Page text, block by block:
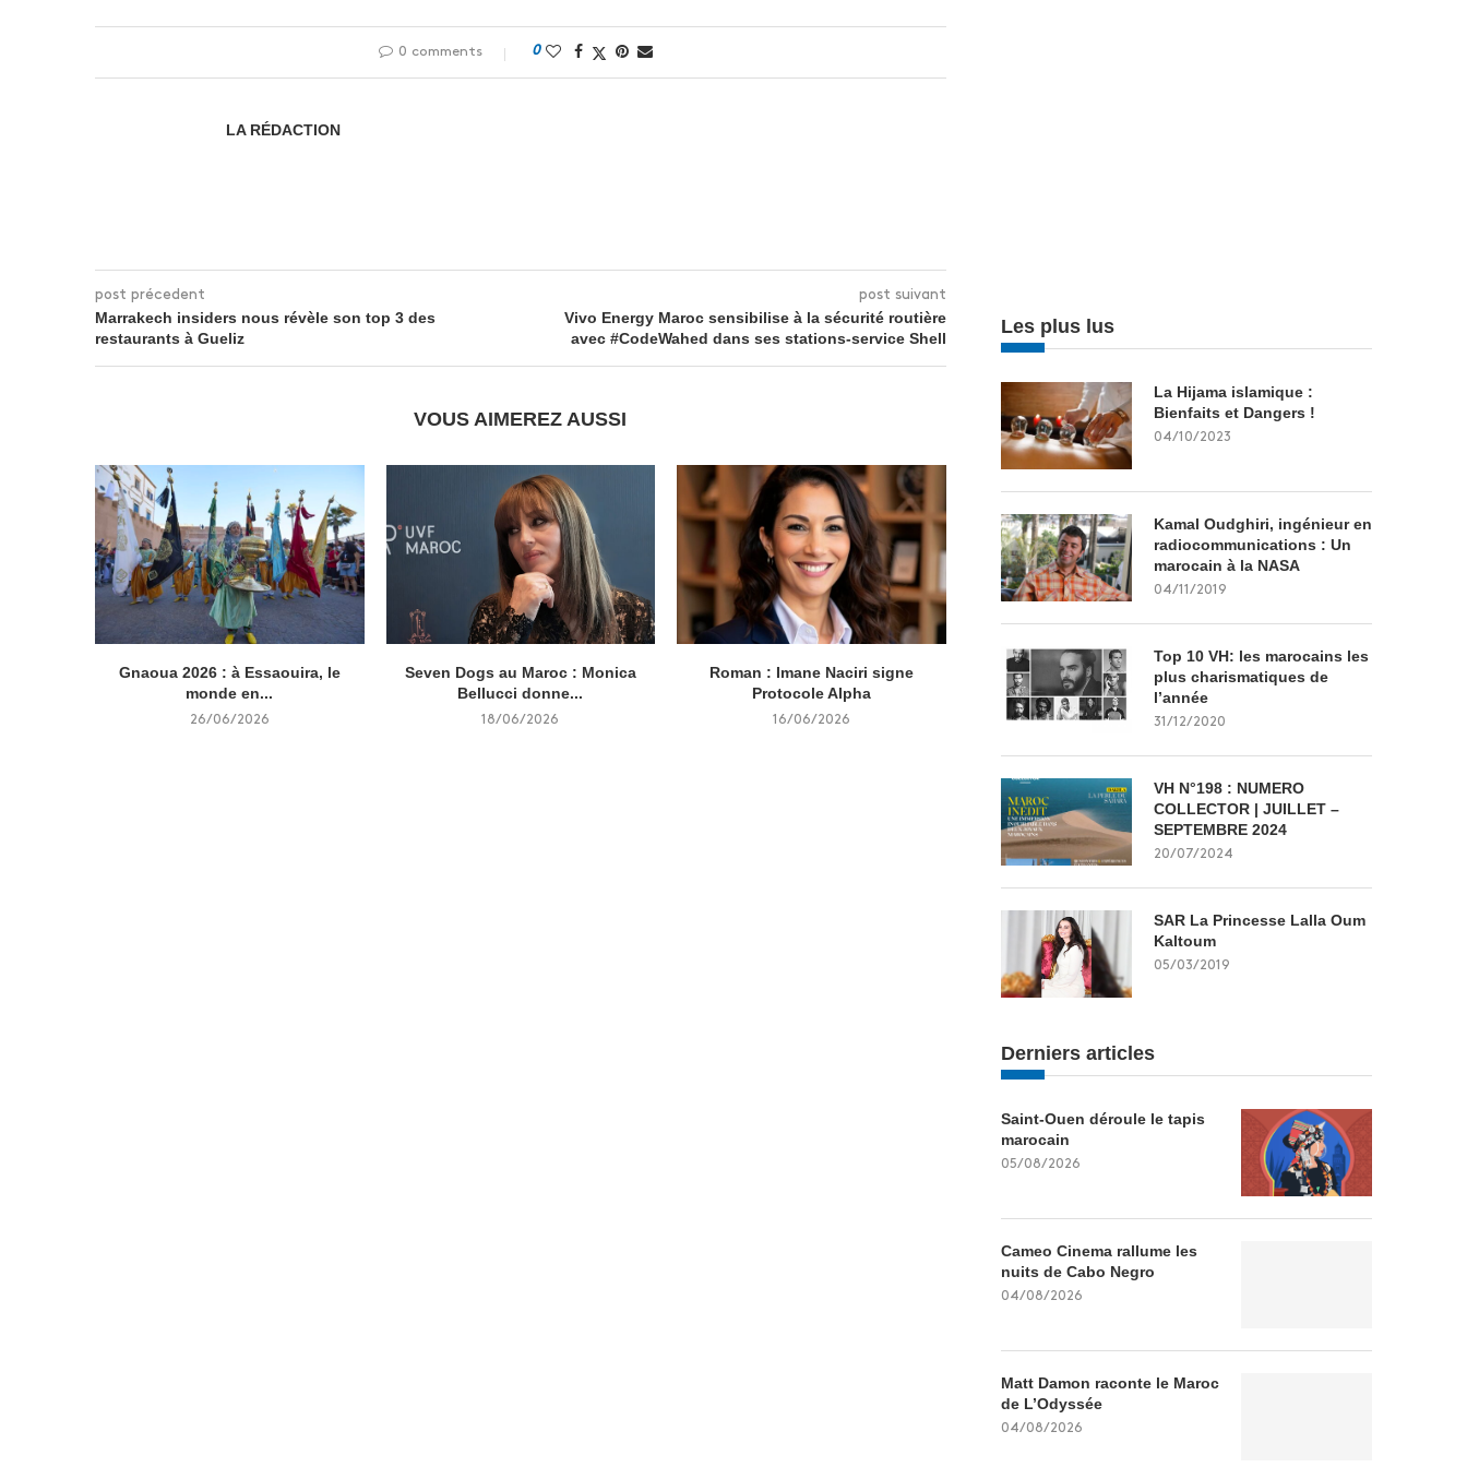
0 comments 0
LA RÉDACTION
post précedent
Marrakech insiders nous révèle son top 3 des
restaurants à Gueliz
post suivant
Vivo Energy Maroc sensibilise à la sécurité routière
avec #CodeWahed dans ses stations-service Shell
VOUS AIMEREZ AUSSI
Gnaoua 2026 : à Essaouira, le
monde en...
26/06/2026
Seven Dogs au Maroc : Monica
Bellucci donne...
18/06/2026
Roman : Imane Naciri signe
Protocole Alpha
16/06/2026
Les plus lus
La Hijama islamique :
Bienfaits et Dangers !
04/10/2023
Kamal Oudghiri, ingénieur en
radiocommunications : Un
marocain à la NASA
04/11/2019
Top 10 VH: les marocains les
plus charismatiques de
l’année
31/12/2020
VH N°198 : NUMERO
COLLECTOR | JUILLET –
SEPTEMBRE 2024
20/07/2024
SAR La Princesse Lalla Oum
Kaltoum
05/03/2019
Derniers articles
Saint-Ouen déroule le tapis
marocain
05/08/2026
Cameo Cinema rallume les
nuits de Cabo Negro
04/08/2026
Matt Damon raconte le Maroc
de L’Odyssée
04/08/2026